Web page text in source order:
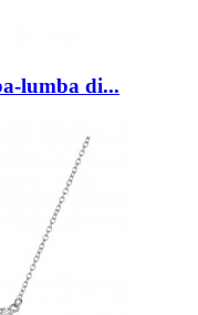
lumba di...